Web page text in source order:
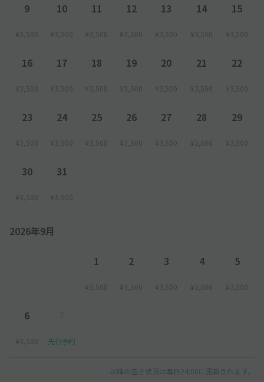
9
¥3,500
10
¥3,500
11
¥3,500
12
¥3,500
13
¥3,500
14
¥3,500
15
¥3,500
16
¥3,500
17
¥3,500
18
¥3,500
19
¥3,500
20
¥3,500
21
¥3,500
22
¥3,500
23
¥3,500
24
¥3,500
25
¥3,500
26
¥3,500
27
¥3,500
28
¥3,500
29
¥3,500
30
¥3,500
31
¥3,500
2026年9月
1
¥3,500
2
¥3,500
3
¥3,500
4
¥3,500
5
¥3,500
6
¥3,500 先行予約
以降の空き状況は毎日24:00に更新されます。